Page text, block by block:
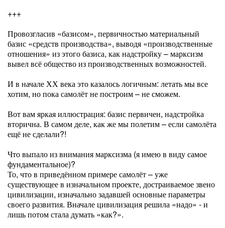
+++
Провозгласив «базисом», первичностью материальный
базис «средств производства», выводя «производственные
отношения» из этого базиса, как надстройку – марксизм
вывел всё общество из производственных возможностей.
И в начале ХХ века это казалось логичным: летать мы все
хотим, но пока самолёт не построим – не сможем.
Вот вам яркая иллюстрация: базис первичен, надстройка
вторична. В самом деле, как же мы полетим – если самолёта
ещё не сделали?!
Что выпало из внимания марксизма (я имею в виду самое
фундаментальное)?
То, что в приведённом примере самолёт – уже
существующее в изначальном проекте, достраиваемое звено
цивилизации, изначально задавшей основные параметры
своего развития. Вначале цивилизация решила «надо» - и
лишь потом стала думать «как?».